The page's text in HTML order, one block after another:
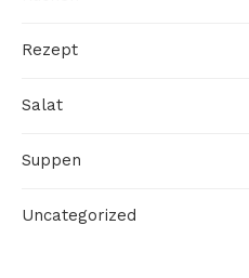
Rezept
Salat
Suppen
Uncategorized